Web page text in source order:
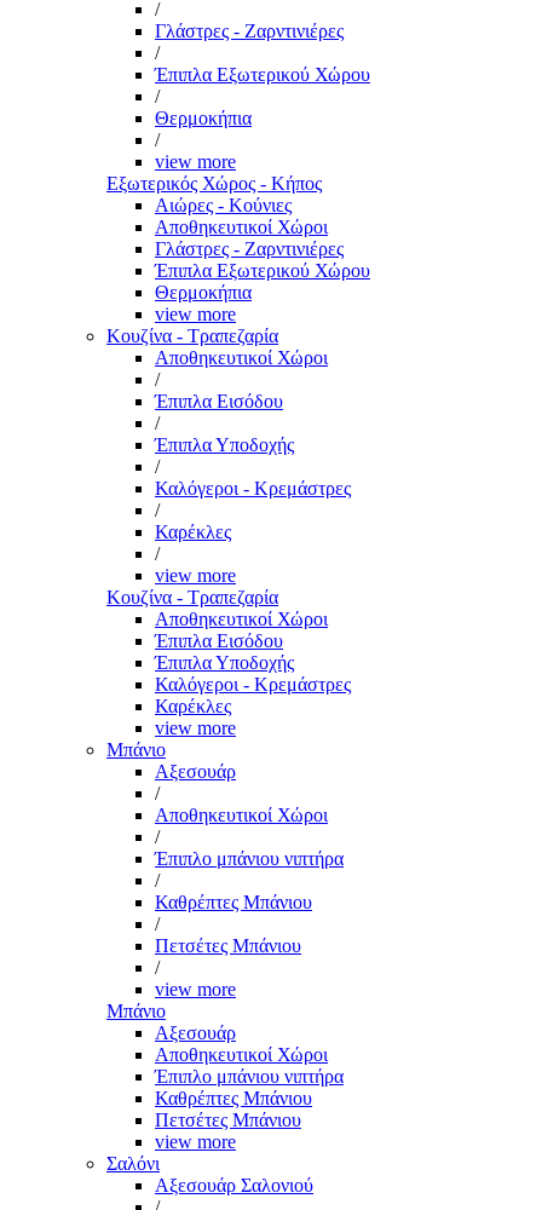
/
Γλάστρες - Ζαρντινιέρες
/
Έπιπλα Εξωτερικού Χώρου
/
Θερμοκήπια
/
view more
Εξωτερικός Χώρος - Κήπος
Αιώρες - Κούνιες
Αποθηκευτικοί Χώροι
Γλάστρες - Ζαρντινιέρες
Έπιπλα Εξωτερικού Χώρου
Θερμοκήπια
view more
Κουζίνα - Τραπεζαρία
Αποθηκευτικοί Χώροι
/
Έπιπλα Εισόδου
/
Έπιπλα Υποδοχής
/
Καλόγεροι - Κρεμάστρες
/
Καρέκλες
/
view more
Κουζίνα - Τραπεζαρία
Αποθηκευτικοί Χώροι
Έπιπλα Εισόδου
Έπιπλα Υποδοχής
Καλόγεροι - Κρεμάστρες
Καρέκλες
view more
Μπάνιο
Αξεσουάρ
/
Αποθηκευτικοί Χώροι
/
Έπιπλο μπάνιου νιπτήρα
/
Καθρέπτες Μπάνιου
/
Πετσέτες Μπάνιου
/
view more
Μπάνιο
Αξεσουάρ
Αποθηκευτικοί Χώροι
Έπιπλο μπάνιου νιπτήρα
Καθρέπτες Μπάνιου
Πετσέτες Μπάνιου
view more
Σαλόνι
Αξεσουάρ Σαλονιού